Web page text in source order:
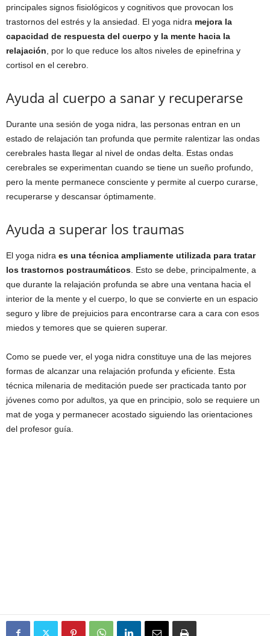
principales signos fisiológicos y cognitivos que provocan los
trastornos del estrés y la ansiedad. El yoga nidra mejora la
capacidad de respuesta del cuerpo y la mente hacia la
relajación , por lo que reduce los altos niveles de epinefrina y
cortisol en el cerebro.
Ayuda al cuerpo a sanar y recuperarse
Durante una sesión de yoga nidra, las personas entran en un
estado de relajación tan profunda que permite ralentizar las ondas
cerebrales hasta llegar al nivel de ondas delta. Estas ondas
cerebrales se experimentan cuando se tiene un sueño profundo,
pero la mente permanece consciente y permite al cuerpo curarse,
recuperarse y descansar óptimamente.
Ayuda a superar los traumas
El yoga nidra es una técnica ampliamente utilizada para tratar
los trastornos postraumáticos . Esto se debe, principalmente, a
que durante la relajación profunda se abre una ventana hacia el
interior de la mente y el cuerpo, lo que se convierte en un espacio
seguro y libre de prejuicios para encontrarse cara a cara con esos
miedos y temores que se quieren superar.
Como se puede ver, el yoga nidra constituye una de las mejores
formas de alcanzar una relajación profunda y eficiente. Esta
técnica milenaria de meditación puede ser practicada tanto por
jóvenes como por adultos, ya que en principio, solo se requiere un
mat de yoga y permanecer acostado siguiendo las orientaciones
del profesor guía.